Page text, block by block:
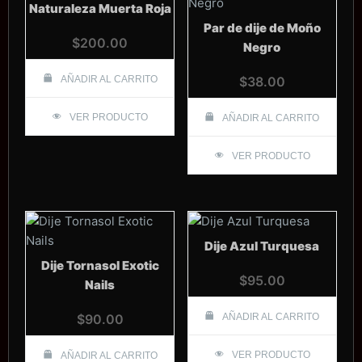
Naturaleza Muerta Roja
$200.00
AÑADIR AL CARRITO
VER PRODUCTO
Par de dije de Moño
Negro
$38.00
AÑADIR AL CARRITO
VER PRODUCTO
Dije Tornasol Exotic
Nails
$90.00
AÑADIR AL CARRITO
Dije Azul Turquesa
$95.00
AÑADIR AL CARRITO
VER PRODUCTO